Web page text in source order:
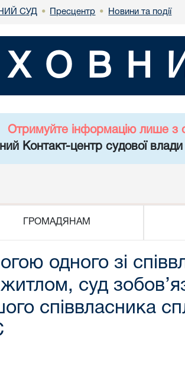
СУД • Пресцентр • Новини та події
Отримуйте інформацію лише з
Контакт-центр судової
ГРОМАДЯНАМ
одного зі
суд
співвласника